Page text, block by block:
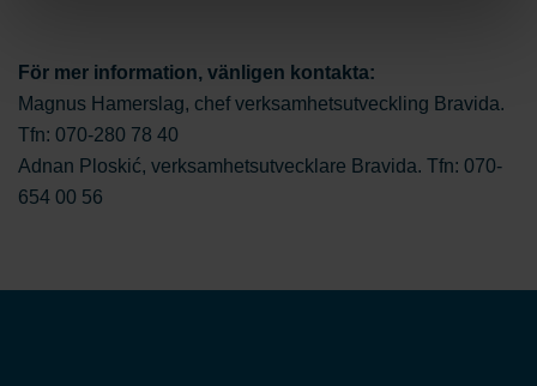
dina personuppgifter. Läs mer
här
om användningen av
cookies och läs mer i vår
integritetspolicyom hur vi
behandlar personuppgifter och hur du kan kontakta oss.
oss gällande ditt samtycke.
För mer information, vänligen kontakta:
Magnus Hamerslag, chef verksamhetsutveckling Bravida.
Tfn: 070-280 78 40
Adnan Ploskić, verksamhetsutvecklare Bravida. Tfn: 070-
654 00 56